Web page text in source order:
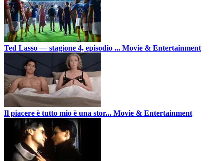
Ted Lasso — stagione 4, episodio ... Movie & Entertainment
Il piacere è tutto mio è una stor... Movie & Entertainment